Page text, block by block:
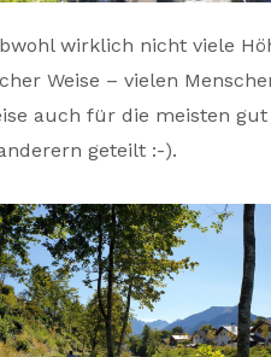
wirklich nicht viele
Weise – vielen
auch für die meisten
geteilt :-).